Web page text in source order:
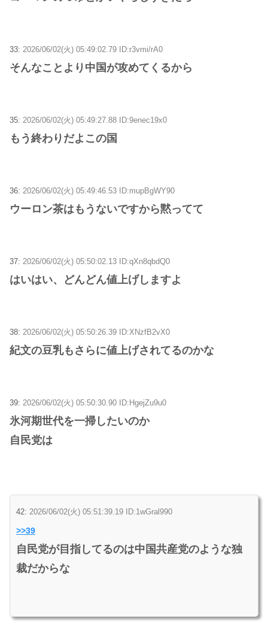
33: 2026/06/02(火) 05:49:02.79 ID:r3vmi/rA0
そんなことより中国が攻めてくるから
35: 2026/06/02(火) 05:49:27.88 ID:9enec19x0
もう終わりだよこの国
36: 2026/06/02(火) 05:49:46.53 ID:mupBgWY90
ウーロン茶はもうないですから黙ってて
37: 2026/06/02(火) 05:50:02.13 ID:qXn8qbdQ0
はいはい、どんどん値上げしますよ
38: 2026/06/02(火) 05:50:26.39 ID:XNzfB2vX0
紀文の豆乳もさらに値上げされてるのかな
39: 2026/06/02(火) 05:50:30.90 ID:HgejZu9u0
氷河期世代を一掃したいのか
自民党は
42: 2026/06/02(火) 05:51:39.19 ID:1wGral990
>>39
自民党が目指してるのは中国共産党のような独
裁だからな